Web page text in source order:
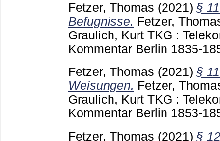
Fetzer, Thomas (2021) §
Befugnisse. Fetzer,
Graulich, Kurt TKG :
Kommentar Berlin 1835-
Fetzer, Thomas (2021)§
Weisungen. Fetzer,
Graulich, Kurt TKG :
Kommentar Berlin 1853-
Fetzer, Thomas (2021) §